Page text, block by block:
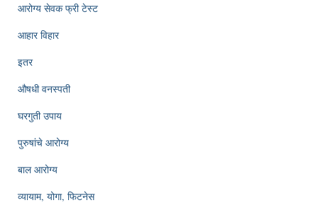
आरोग्य सेवक फ्री टेस्ट
आहार विहार
इतर
औषधी वनस्पती
घरगुती उपाय
पुरुषांचे आरोग्य
बाल आरोग्य
व्यायाम, योगा, फिटनेस